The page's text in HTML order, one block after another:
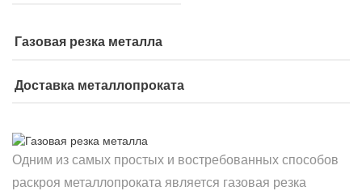
Газовая резка металла
Доставка металлопроката
Одним из самых простых и востребованных способов
раскроя металлопроката является газовая резка